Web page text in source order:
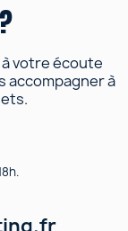
votre écoute
accompagner à